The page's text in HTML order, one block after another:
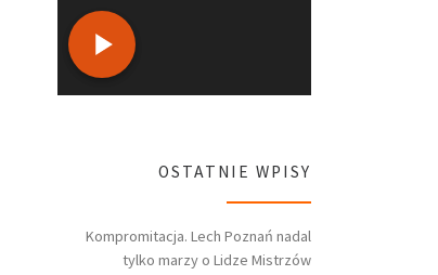
OSTATNIE WPISY
Kompromitacja. Lech Poznań nadal
tylko marzy o Lidze Mistrzów